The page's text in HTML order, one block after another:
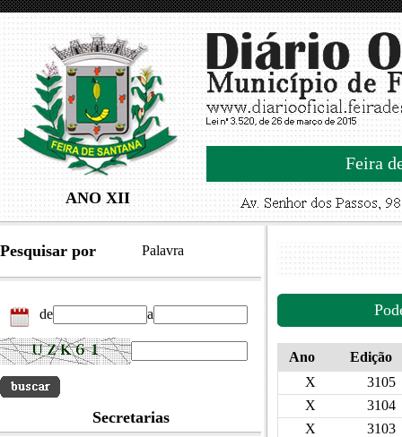
ANO XII
Feira
Pesquisar por Palavra
de a
Secretarias
Ano
Edição
X
3105
X
3104
X
3103